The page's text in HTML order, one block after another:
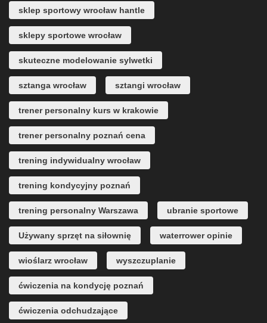
sklep sportowy wrocław hantle
sklepy sportowe wrocław
skuteczne modelowanie sylwetki
sztanga wrocław sztangi wrocław
trener personalny kurs w krakowie
trener personalny poznań cena
trening indywidualny wrocław
trening kondycyjny poznań
trening personalny Warszawa ubranie sportowe
Używany sprzęt na siłownię waterrower opinie
wioślarz wrocław wyszczuplanie
ćwiczenia na kondycję poznań
ćwiczenia odchudzające